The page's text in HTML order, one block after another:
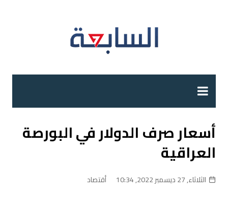
أسعار صرف الدولار في البورصة
العراقية
الثلاثاء, 27 ديسمبر 2022, 10:34 أقتصاد